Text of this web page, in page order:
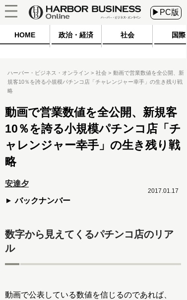
▶PC版
HOME 政治・経済 社会 国際
ハーバー・ビジネス・オンライン 社会
動画で営業数値を全公開、新
規客10％を誇る小規模パチンコ店「チャレンジャー幸手」の生き残り戦
略
動画で営業数値を全公開、新規客
10％を誇る小規模パチンコ店「チ
ャレンジャー幸手」の生き残り戦
略
安達夕
バックナンバー
2017.01.17
数字から見えてくるパチンコ店のリア
ル
動画で公表している数値を信じるのであれば、